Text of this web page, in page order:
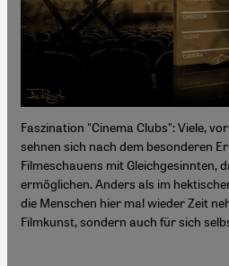
Faszination "Cinema Clubs": Viele,
sehnen sich nach dem besonderen
Filmeschauens mit Gleichgesinnten,
ermöglichen. Anders als im
die Menschen hier mal wieder Zeit
Filmkunst, sondern auch für sich